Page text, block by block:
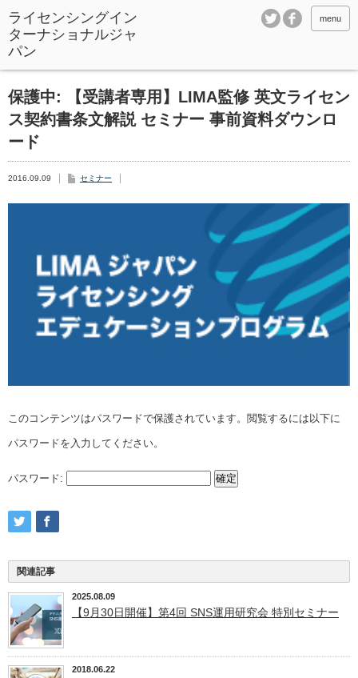
ライセンシングイン
ターナショナルジャ
パン
menu
保護中: 【受講者専用】LIMA監修 英文ライセン
ス契約書条文解説 セミナー 事前資料ダウンロ
ード
2016.09.09 セミナー
このコンテンツはパスワードで保護されています。閲覧するには以下に
パスワードを入力してください。
パスワード:
関連記事
2025.08.09
【9月30日開催】第4回 SNS運用研究会 特別セミナー
2018.06.22